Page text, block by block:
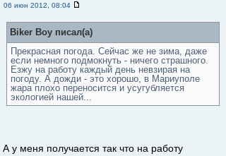
06 июн 2012, 08:04
Biker Boy писал(а)
Прекрасная погода. Сейчас же не зима, даже
если немного подмокнуть - ничего страшного.
Езжу на работу каждый день невзирая на
погоду. А дожди - это хорошо, в Мариуполе
жара плохо переносится и усугубляется
экологией нашей...
А у меня получается так что на работу